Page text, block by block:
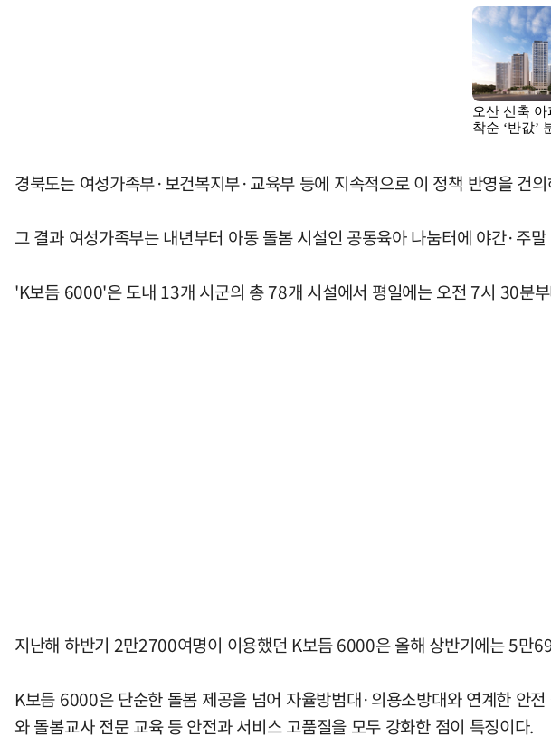
경북도는 여성가족부·보건복지부·교육부 등에 지속적으로 이 정책 반영을 건
그 결과 여성가족부는 내년부터 아동 돌봄 시설인 공동육아 나눔터에 야간·주
'K보듬 6000'은 도내 13개 시군의 총 78개 시설에서 평일에는 오전 7시 30분
지난해 하반기 2만2700여명이 이용했던 K보듬 6000은 올해 상반기에는 5만
K보듬 6000은 단순한 돌봄 제공을 넘어 자율방범대·의용소방대와 연계한 안
와 돌봄교사 전문 교육 등 안전과 서비스 고품질을 모두 강화한 점이 특징이다.